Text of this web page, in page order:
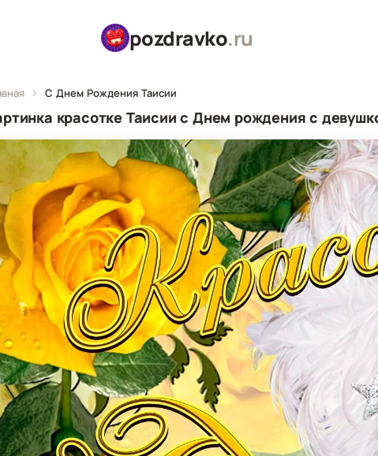
pozdravko.ru
С Днем Рождения Таисии
красотке Таисии с Днем рождения с